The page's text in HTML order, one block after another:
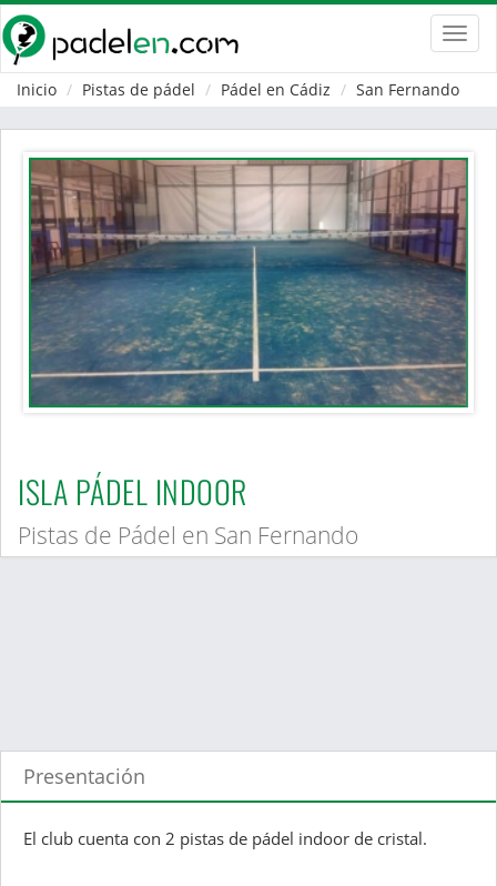
Inicio
Pistas de pádel Pádel en Cádiz San Fernando
ISLA PÁDEL INDOOR
Pistas de Pádel en San Fernando
Presentación
El club cuenta con 2 pistas de pádel indoor de cristal.